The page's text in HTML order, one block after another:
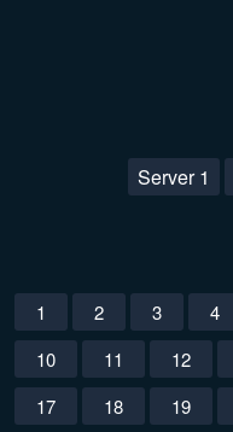
Server 1
1 2 3 4
10
11 12
17
18 19